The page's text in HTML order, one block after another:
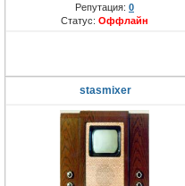
Репутация: 0
Статус: Оффлайн
stasmixer